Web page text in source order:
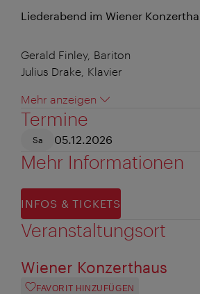
Liederabend im Wiener
Gerald Finley, Bariton
Julius Drake, Klavier
Mehr anzeigen
Termine
Sa 05.12.2026
Mehr Informationen
INFOS & TICKETS
Veranstaltungsort
Wiener Konzerthaus
FAVORIT HINZUFÜGEN